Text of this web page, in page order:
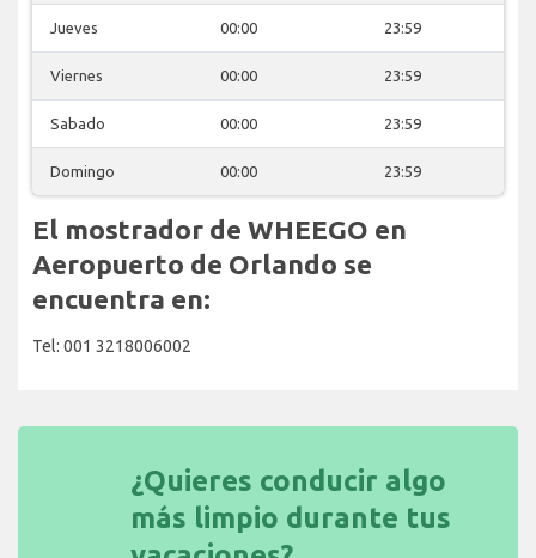
Jueves 00:00 23:59
Viernes 00:00 23:59
Sabado 00:00 23:59
Domingo 00:00 23:59
El mostrador de WHEEGO en
Aeropuerto de Orlando se
encuentra en:
Tel: 001 3218006002
¿Quieres conducir algo
más limpio durante tus